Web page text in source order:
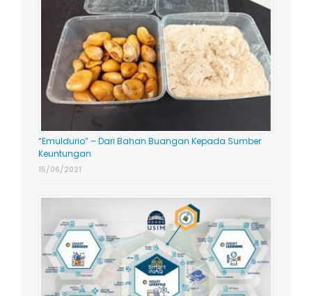
“Emuldurio” – Dari Bahan Buangan Kepada Sumber
Keuntungan
15/06/2021